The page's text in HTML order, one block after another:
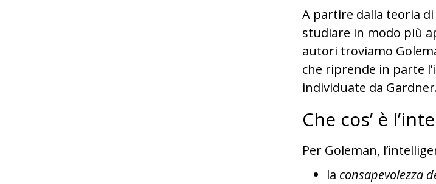
A partire dalla teoria
studiare in modo più
autori troviamo
che riprende in parte
individuate da
Che cos’ è
Per Goleman,
la consapevolezza